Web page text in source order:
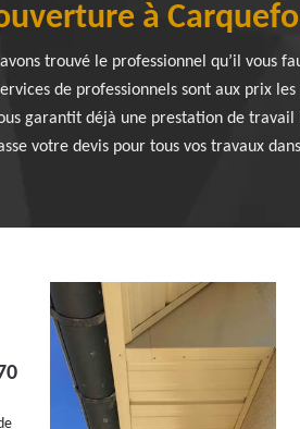
à
trouvé le professionnel qu’il vous
de professionnels sont aux prix
garantit déjà une prestation de travail
votre devis pour tous vos travaux